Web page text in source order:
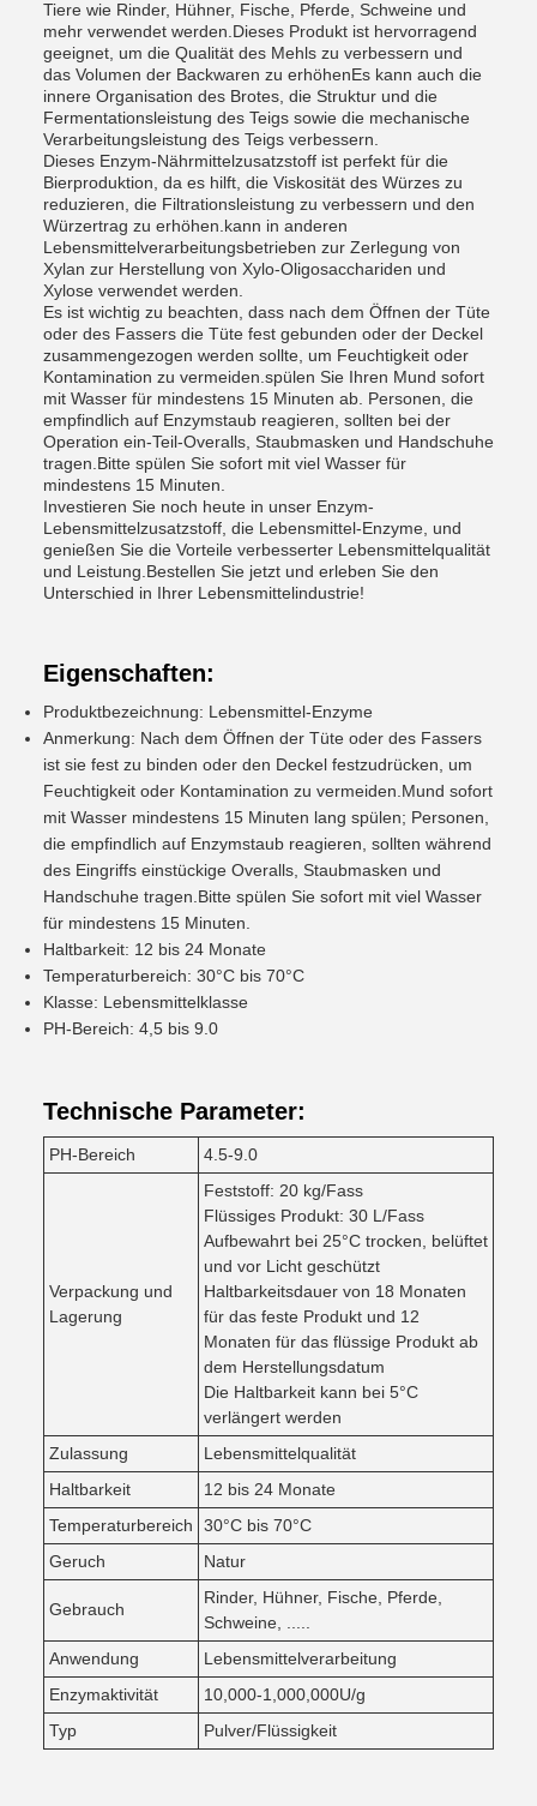
Tiere wie Rinder, Hühner, Fische, Pferde, Schweine und
mehr verwendet werden.Dieses Produkt ist hervorragend
geeignet, um die Qualität des Mehls zu verbessern und
das Volumen der Backwaren zu erhöhenEs kann auch die
innere Organisation des Brotes, die Struktur und die
Fermentationsleistung des Teigs sowie die mechanische
Verarbeitungsleistung des Teigs verbessern.
Dieses Enzym-Nährmittelzusatzstoff ist perfekt für die
Bierproduktion, da es hilft, die Viskosität des Würzes zu
reduzieren, die Filtrationsleistung zu verbessern und den
Würzertrag zu erhöhen.kann in anderen
Lebensmittelverarbeitungsbetrieben zur Zerlegung von
Xylan zur Herstellung von Xylo-Oligosacchariden und
Xylose verwendet werden.
Es ist wichtig zu beachten, dass nach dem Öffnen der Tüte
oder des Fassers die Tüte fest gebunden oder der Deckel
zusammengezogen werden sollte, um Feuchtigkeit oder
Kontamination zu vermeiden.spülen Sie Ihren Mund sofort
mit Wasser für mindestens 15 Minuten ab. Personen, die
empfindlich auf Enzymstaub reagieren, sollten bei der
Operation ein-Teil-Overalls, Staubmasken und Handschuhe
tragen.Bitte spülen Sie sofort mit viel Wasser für
mindestens 15 Minuten.
Investieren Sie noch heute in unser Enzym-
Lebensmittelzusatzstoff, die Lebensmittel-Enzyme, und
genießen Sie die Vorteile verbesserter Lebensmittelqualität
und Leistung.Bestellen Sie jetzt und erleben Sie den
Unterschied in Ihrer Lebensmittelindustrie!
Eigenschaften:
Produktbezeichnung: Lebensmittel-Enzyme
Anmerkung: Nach dem Öffnen der Tüte oder des Fassers
ist sie fest zu binden oder den Deckel festzudrücken, um
Feuchtigkeit oder Kontamination zu vermeiden.Mund sofort
mit Wasser mindestens 15 Minuten lang spülen; Personen,
die empfindlich auf Enzymstaub reagieren, sollten während
des Eingriffs einstückige Overalls, Staubmasken und
Handschuhe tragen.Bitte spülen Sie sofort mit viel Wasser
für mindestens 15 Minuten.
Haltbarkeit: 12 bis 24 Monate
Temperaturbereich: 30°C bis 70°C
Klasse: Lebensmittelklasse
PH-Bereich: 4,5 bis 9.0
Technische Parameter:
PH-Bereich 4.5-9.0
Verpackung und
Lagerung
Feststoff: 20 kg/Fass
Flüssiges Produkt: 30 L/Fass
Aufbewahrt bei 25°C trocken, belüftet
und vor Licht geschützt
Haltbarkeitsdauer von 18 Monaten
für das feste Produkt und 12
Monaten für das flüssige Produkt ab
dem Herstellungsdatum
Die Haltbarkeit kann bei 5°C
verlängert werden
Zulassung
Lebensmittelqualität
Haltbarkeit
12 bis 24 Monate
Temperaturbereich
30°C bis 70°C
Geruch
Natur
Gebrauch
Rinder, Hühner, Fische, Pferde,
Schweine, .....
Anwendung
Lebensmittelverarbeitung
Enzymaktivität
10,000-1,000,000U/g
Typ
Pulver/Flüssigkeit